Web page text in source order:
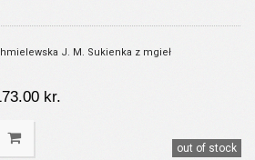
J. M. Sukienka z mgieł
kr.
out of stock